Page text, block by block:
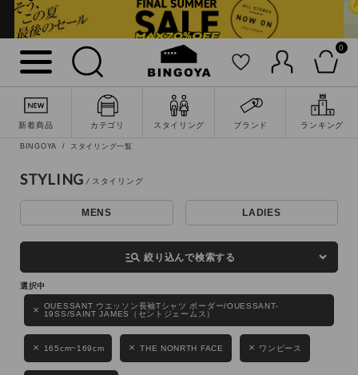
0
新着商品 カテゴリ スタイリング ブランド ランキング
詳細検索
キーワード
性別
BINGOYA スタイリング一覧
STYLING
MENS LADIES
manage_search 絞り込んで検索する
OUESSANT ウエッソン長袖Tシャツ ボーダー/OUESSANT-
19SS/SAINT JAMES（セントジェームス）
165cm~169cm THE NONRTH FACE ワンピース